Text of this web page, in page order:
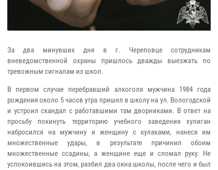
За два минувших дня в г. Череповце сотрудникам
вневедомственной охраны пришлось дважды выезжать по
тревожным сигналам из школ.
В первом случае перебравший алкоголя мужчина 1984 года
рождения около 5 часов утра пришел в школу на ул. Вологодской
и устроил скандал с работавшими там дворниками. В ответ на
просьбу покинуть территорию учебного заведения хулиган
набросился на мужчину и женщину с кулаками, нанеся им
множественные удары, в результате причинил обоим
множественные ссадины, а женщине еще и сломал руку. Не
успокоившись на этом, разбил два окна школы, после чего и был